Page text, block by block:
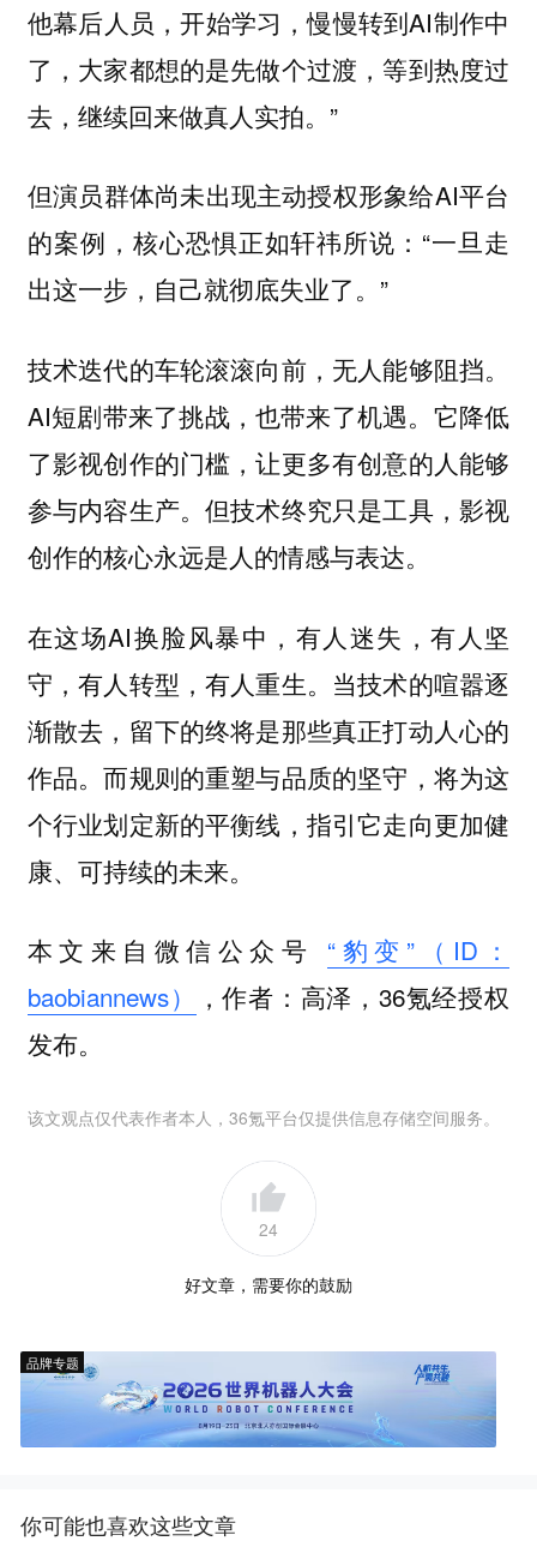
他幕后人员，开始学习，慢慢转到AI制作中
了，大家都想的是先做个过渡，等到热度过
去，继续回来做真人实拍。”
但演员群体尚未出现主动授权形象给AI平台
的案例，核心恐惧正如轩祎所说：“一旦走
出这一步，自己就彻底失业了。”
技术迭代的车轮滚滚向前，无人能够阻挡。
AI短剧带来了挑战，也带来了机遇。它降低
了影视创作的门槛，让更多有创意的人能够
参与内容生产。但技术终究只是工具，影视
创作的核心永远是人的情感与表达。
在这场AI换脸风暴中，有人迷失，有人坚
守，有人转型，有人重生。当技术的喧嚣逐
渐散去，留下的终将是那些真正打动人心的
作品。而规则的重塑与品质的坚守，将为这
个行业划定新的平衡线，指引它走向更加健
康、可持续的未来。
本文来自微信公众号 “豹变”（ID：
baobiannews）
，作者：高泽，36氪经授权
发布。
该文观点仅代表作者本人，36氪平台仅提供信息存储空间服务。
24
好文章，需要你的鼓励
品牌专题
你可能也喜欢这些文章